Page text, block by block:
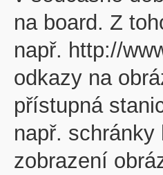
na board. Z
např. http://
odkazy na
přístupná
např.
zobrazení